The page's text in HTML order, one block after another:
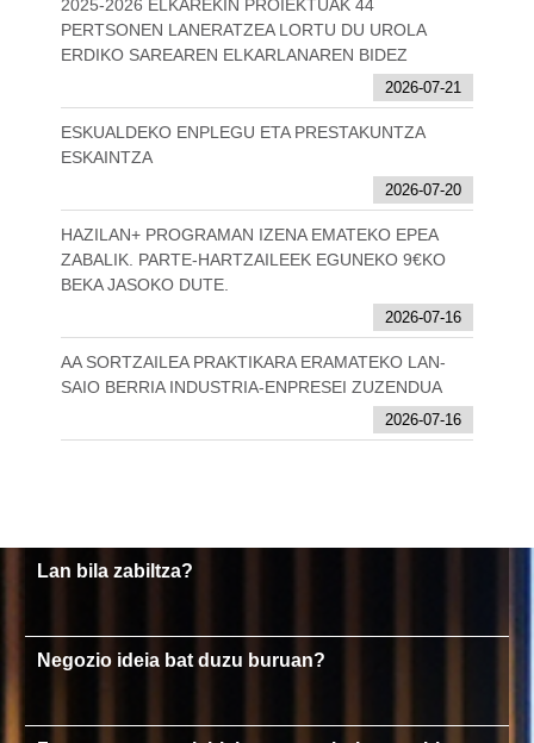
2025-2026 ELKAREKIN PROIEKTUAK 44
PERTSONEN LANERATZEA LORTU DU UROLA
ERDIKO SAREAREN ELKARLANAREN BIDEZ
2026-07-21
ESKUALDEKO ENPLEGU ETA PRESTAKUNTZA
ESKAINTZA
2026-07-20
HAZILAN+ PROGRAMAN IZENA EMATEKO EPEA
ZABALIK. PARTE-HARTZAILEEK EGUNEKO 9€KO
BEKA JASOKO DUTE.
2026-07-16
AA SORTZAILEA PRAKTIKARA ERAMATEKO LAN-
SAIO BERRIA INDUSTRIA-ENPRESEI ZUZENDUA
2026-07-16
Lan bila zabiltza?
Negozio ideia bat duzu buruan?